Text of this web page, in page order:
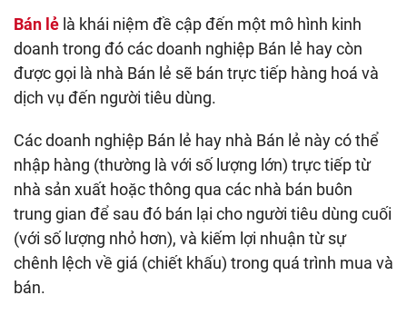
Bán lẻ là khái niệm đề cập đến một mô hình kinh
doanh trong đó các doanh nghiệp Bán lẻ hay còn
được gọi là nhà Bán lẻ sẽ bán trực tiếp hàng hoá và
dịch vụ đến người tiêu dùng.
Các doanh nghiệp Bán lẻ hay nhà Bán lẻ này có thể
nhập hàng (thường là với số lượng lớn) trực tiếp từ
nhà sản xuất hoặc thông qua các nhà bán buôn
trung gian để sau đó bán lại cho người tiêu dùng cuối
(với số lượng nhỏ hơn), và kiếm lợi nhuận từ sự
chênh lệch về giá (chiết khấu) trong quá trình mua và
bán.